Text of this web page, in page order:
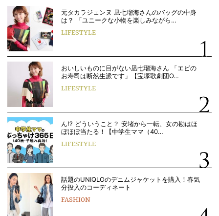
元タカラジェンヌ 凪七瑠海さんのバッグの中身
は？ 「ユニークな小物を楽しみながら…
LIFESTYLE
おいしいものに目がない凪七瑠海さん 「エビの
お寿司は断然生派です」【宝塚歌劇団O…
LIFESTYLE
ん!? どういうこと？ 安堵から一転、女の勘はほ
ぼほぼ当たる！【中学生ママ（40…
LIFESTYLE
話題のUNIQLOのデニムジャケットを購入！春気
分投入のコーディネート
FASHION